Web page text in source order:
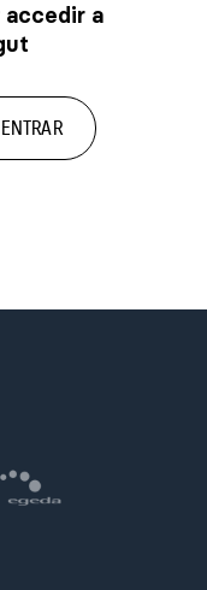
accedir a
ENTRAR